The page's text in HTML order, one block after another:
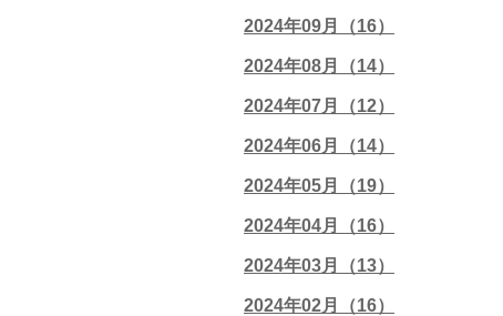
2024年09月（16）
2024年08月（14）
2024年07月（12）
2024年06月（14）
2024年05月（19）
2024年04月（16）
2024年03月（13）
2024年02月（16）